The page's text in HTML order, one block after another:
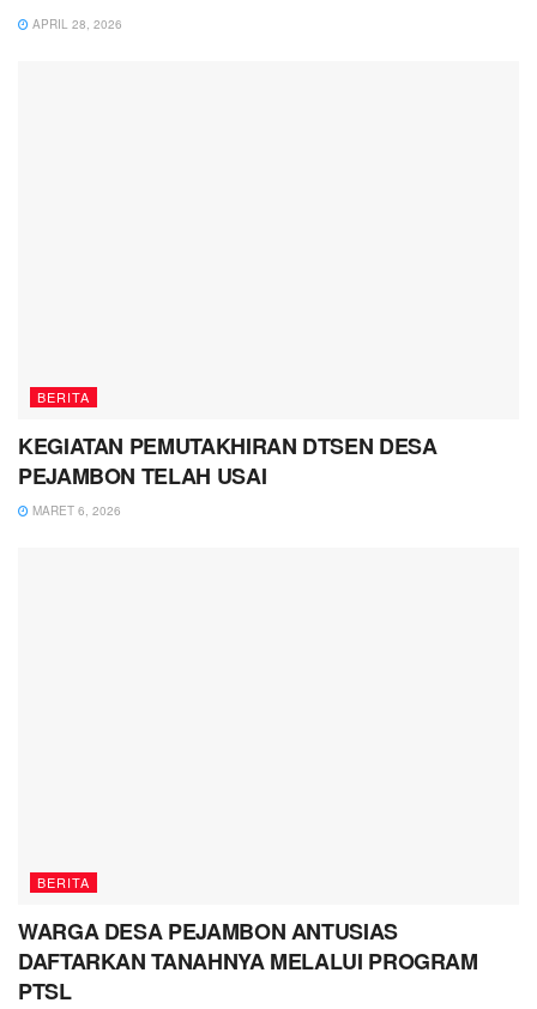
APRIL 28, 2026
BERITA
KEGIATAN PEMUTAKHIRAN DTSEN DESA
PEJAMBON TELAH USAI
MARET 6, 2026
BERITA
WARGA DESA PEJAMBON ANTUSIAS
DAFTARKAN TANAHNYA MELALUI PROGRAM
PTSL